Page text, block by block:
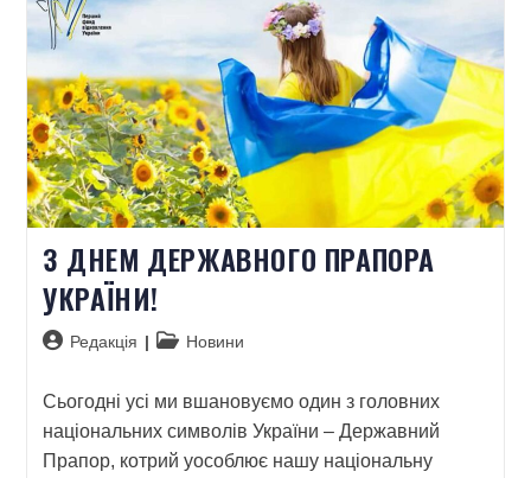
З ДНЕМ ДЕРЖАВНОГО ПРАПОРА
УКРАЇНИ!
Редакція Новини
Сьогодні усі ми вшановуємо один з головних
національних символів України – Державний
Прапор, котрий уособлює нашу національну